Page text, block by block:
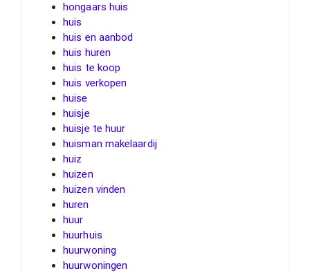
hongaars huis
huis
huis en aanbod
huis huren
huis te koop
huis verkopen
huise
huisje
huisje te huur
huisman makelaardij
huiz
huizen
huizen vinden
huren
huur
huurhuis
huurwoning
huurwoningen